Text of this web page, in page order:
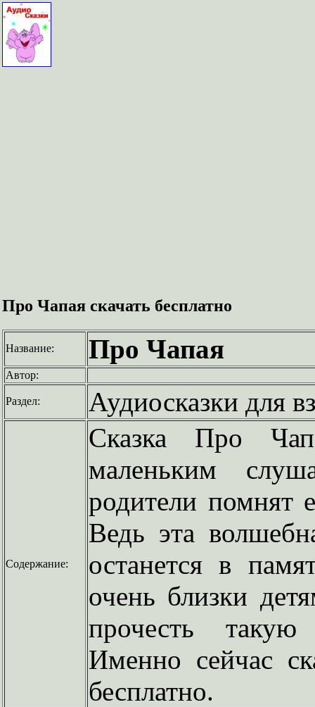
Про Чапая скачать бесплатно
Название: Про Чапая
Автор:
Раздел: Аудиосказки для
Содержание:
Сказка Про
маленьким
родители помнят
Ведь эта
останется в
очень близки
прочесть
Именно сейчас
бесплатно.